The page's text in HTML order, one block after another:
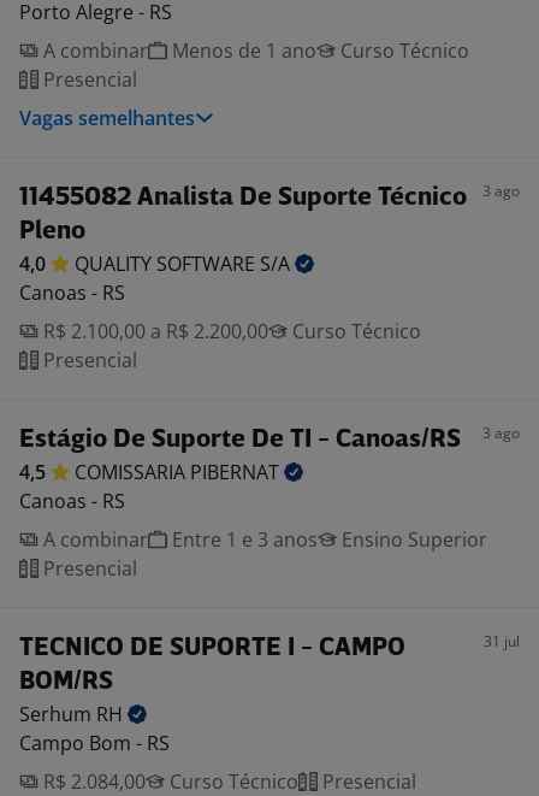
Porto Alegre - RS
A combinar
Menos de 1 ano
Curso Técnico
Presencial
Vagas semelhantes
11455082 Analista De Suporte Técnico
Pleno
3 ago
4,0 QUALITY SOFTWARE S/A
Canoas - RS
R$ 2.100,00 a R$ 2.200,00
Curso Técnico
Presencial
Estágio De Suporte De TI - Canoas/RS 3 ago
4,5 COMISSARIA PIBERNAT
Canoas - RS
A combinar
Entre 1 e 3 anos
Ensino Superior
Presencial
TECNICO DE SUPORTE I - CAMPO
BOM/RS
31 jul
Serhum RH
Campo Bom - RS
R$ 2.084,00
Curso Técnico Presencial